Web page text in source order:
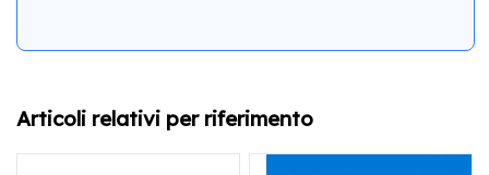
Articoli relativi per riferimento